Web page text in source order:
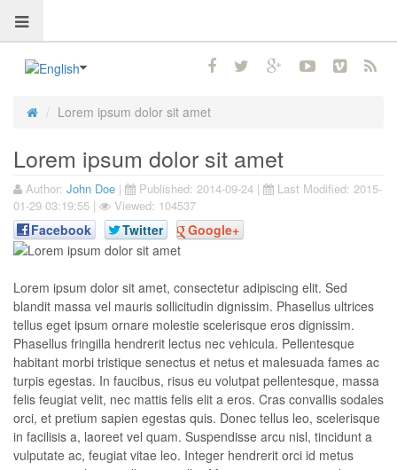
Lorem ipsum dolor sit amet
Lorem ipsum dolor sit amet
Author: John Doe | Published: 2014-09-24 | Last Modified: 2015-
01-29 03:19:55 | Viewed: 104537
Facebook Twitter Google+
Lorem ipsum dolor sit amet, consectetur adipiscing elit. Sed
blandit massa vel mauris sollicitudin dignissim. Phasellus ultrices
tellus eget ipsum ornare molestie scelerisque eros dignissim.
Phasellus fringilla hendrerit lectus nec vehicula. Pellentesque
habitant morbi tristique senectus et netus et malesuada fames ac
turpis egestas. In faucibus, risus eu volutpat pellentesque, massa
felis feugiat velit, nec mattis felis elit a eros. Cras convallis sodales
orci, et pretium sapien egestas quis. Donec tellus leo, scelerisque
in facilisis a, laoreet vel quam. Suspendisse arcu nisl, tincidunt a
vulputate ac, feugiat vitae leo. Integer hendrerit orci id metus